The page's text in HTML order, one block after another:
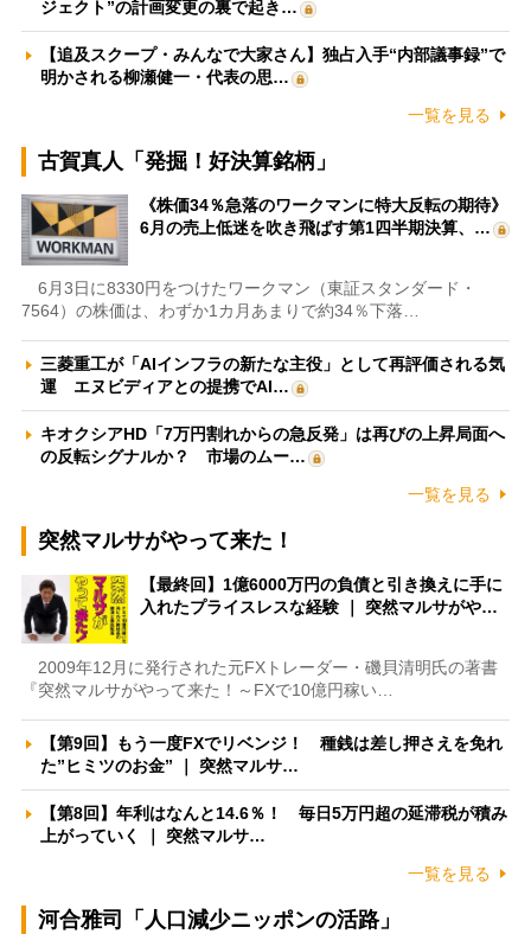
ジェクト”の計画変更の裏で起き…
【追及スクープ・みんなで大家さん】独占入手“内部議事録”で
明かされる柳瀬健一・代表の思…
一覧を見る
古賀真人「発掘！好決算銘柄」
《株価34％急落のワークマンに特大反転の期待》
6月の売上低迷を吹き飛ばす第1四半期決算、…
6月3日に8330円をつけたワークマン（東証スタンダード・
7564）の株価は、わずか1カ月あまりで約34％下落…
三菱重工が「AIインフラの新たな主役」として再評価される気
運 エヌビディアとの提携でAI…
キオクシアHD「7万円割れからの急反発」は再びの上昇局面へ
の反転シグナルか？ 市場のムー…
一覧を見る
突然マルサがやって来た！
【最終回】1億6000万円の負債と引き換えに手に
入れたプライスレスな経験 ｜ 突然マルサがや…
2009年12月に発行された元FXトレーダー・磯貝清明氏の著書
『突然マルサがやって来た！～FXで10億円稼い…
【第9回】もう一度FXでリベンジ！ 種銭は差し押さえを免れ
た”ヒミツのお金” ｜ 突然マルサ…
【第8回】年利はなんと14.6％！ 毎日5万円超の延滞税が積み
上がっていく ｜ 突然マルサ…
一覧を見る
河合雅司「人口減少ニッポンの活路」